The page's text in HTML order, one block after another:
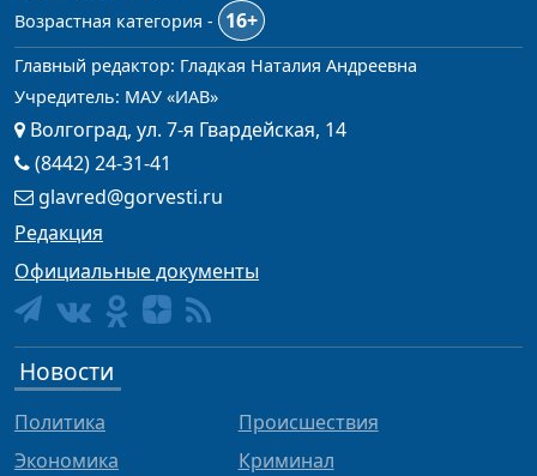
Возрастная категория -
16+
Главный редактор: Гладкая Наталия Андреевна
Учредитель: МАУ «ИАВ»
Волгоград, ул. 7-я Гвардейская, 14
(8442) 24-31-41
glavred@gorvesti.ru
Редакция
Официальные документы
Новости
Политика
Экономика
Происшествия
Криминал